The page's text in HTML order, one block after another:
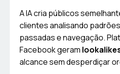
A IA cria públicos
clientes analisando
passadas e navegação.
Facebook geram
alcance sem desperdiçar